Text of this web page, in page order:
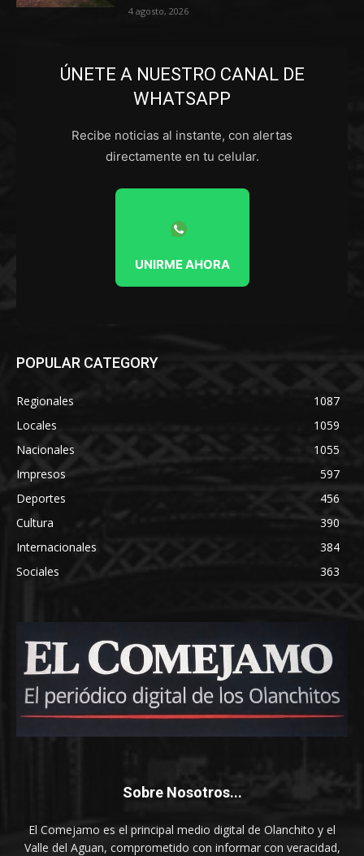
4 agosto, 2026
ÚNETE A NUESTRO CANAL DE
WHATSAPP
Recibe noticias al instante, con alertas
directamente en tu celular.
UNIRME AHORA
POPULAR CATEGORY
Regionales
1087
Locales
1059
Nacionales
1055
Impresos
597
Deportes
456
Cultura
390
Internacionales
384
Sociales
363
Sobre Nosotros...
El Comejamo es el principal medio digital de Olanchito y el
Valle del Aguan, comprometido con informar con veracidad,